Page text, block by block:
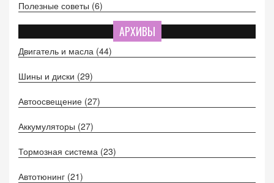
Полезные советы (6)
АРХИВЫ
Двигатель и масла (44)
Шины и диски (29)
Автоосвещение (27)
Аккумуляторы (27)
Тормозная система (23)
Автотюнинг (21)